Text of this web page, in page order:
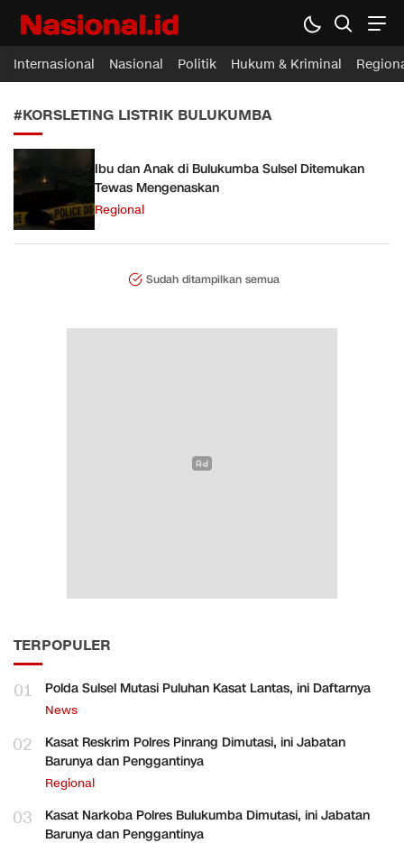
Nasional.id
Membawa Inspirasi Untuk Indonesia
Internasional Nasional Politik Hukum & Kriminal
#KORSLETING LISTRIK BULUKUMBA
Ibu dan Anak di Bulukumba Sulsel Ditemukan
Tewas Mengenaskan
Regional
Sudah ditampilkan semua
TERPOPULER
01 Polda Sulsel Mutasi Puluhan Kasat Lantas, ini Daftarnya
News
02
Kasat Reskrim Polres Pinrang Dimutasi, ini Jabatan
Barunya dan Penggantinya
Regional
03
Kasat Narkoba Polres Bulukumba Dimutasi, ini Jabatan
Barunya dan Penggantinya